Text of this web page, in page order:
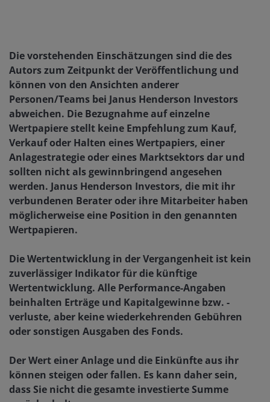
Die vorstehenden Einschätzungen sind die des
Autors zum Zeitpunkt der Veröffentlichung und
können von den Ansichten anderer
Personen/Teams bei Janus Henderson Investors
abweichen. Die Bezugnahme auf einzelne
Wertpapiere stellt keine Empfehlung zum Kauf,
Verkauf oder Halten eines Wertpapiers, einer
Anlagestrategie oder eines Marktsektors dar und
sollten nicht als gewinnbringend angesehen
werden. Janus Henderson Investors, die mit ihr
verbundenen Berater oder ihre Mitarbeiter haben
möglicherweise eine Position in den genannten
Wertpapieren.
Die Wertentwicklung in der Vergangenheit ist kein
zuverlässiger Indikator für die künftige
Wertentwicklung. Alle Performance-Angaben
beinhalten Erträge und Kapitalgewinne bzw. -
verluste, aber keine wiederkehrenden Gebühren
oder sonstigen Ausgaben des Fonds.
Der Wert einer Anlage und die Einkünfte aus ihr
können steigen oder fallen. Es kann daher sein,
dass Sie nicht die gesamte investierte Summe